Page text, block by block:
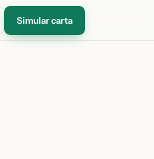
Simular carta